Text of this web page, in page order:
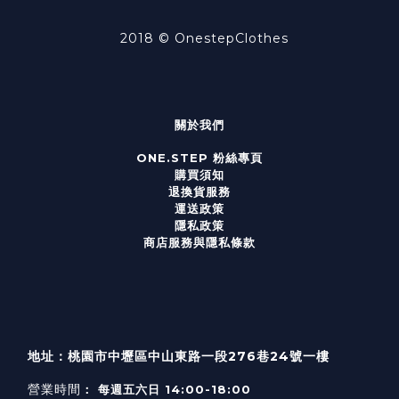
2018 © OnestepClothes
關於我們
ONE.STEP 粉絲專頁
購買須知
退換貨服務
運送政策
隱私政策
商店服務與隱私條款
地址：桃園市中壢區中山東路一段276巷24號一樓
營業時間 ： 每週五六日 14:00-18:00